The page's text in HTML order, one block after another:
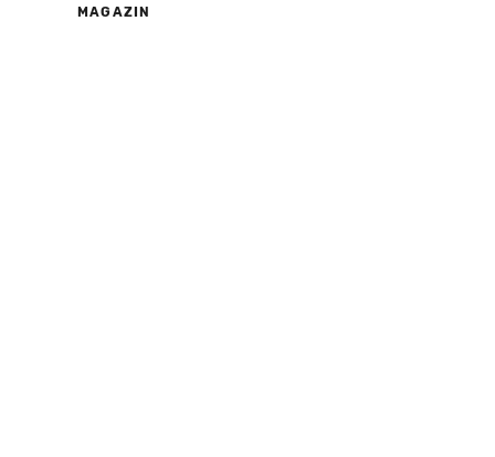
MAGAZIN